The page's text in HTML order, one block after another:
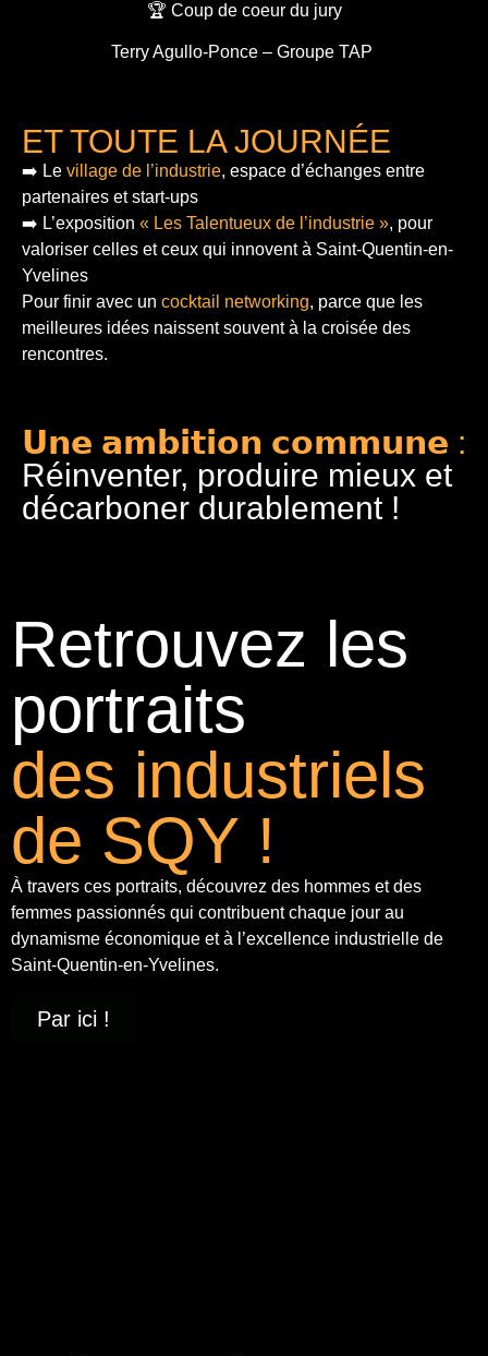
🏆 Coup de coeur du jury
Terry Agullo-Ponce – Groupe TAP
ET TOUTE LA JOURNÉE
➡️ Le village de l’industrie, espace d’échanges entre
partenaires et start-ups
➡️ L’exposition « Les Talentueux de l’industrie », pour
valoriser celles et ceux qui innovent à Saint-Quentin-en-
Yvelines
Pour finir avec un cocktail networking, parce que les
meilleures idées naissent souvent à la croisée des
rencontres.
𝗨𝗻𝗲 𝗮𝗺𝗯𝗶𝘁𝗶𝗼𝗻 𝗰𝗼𝗺𝗺𝘂𝗻𝗲 :
Réinventer, produire mieux et
décarboner durablement !
Retrouvez les
portraits
des industriels
de SQY !
À travers ces portraits, découvrez des hommes et des
femmes passionnés qui contribuent chaque jour au
dynamisme économique et à l’excellence industrielle de
Saint-Quentin-en-Yvelines.
Par ici !